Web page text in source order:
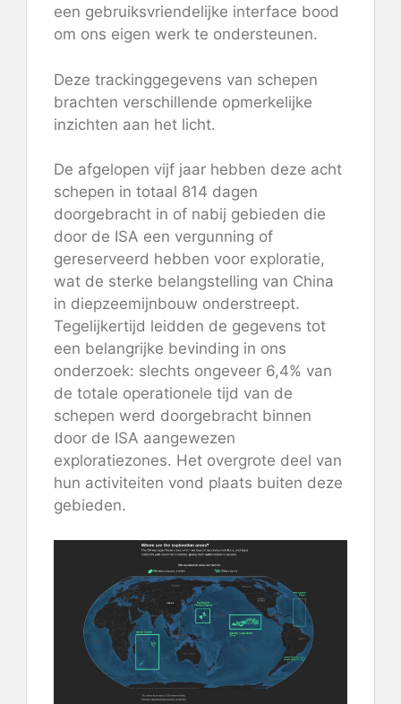
een gebruiksvriendelijke interface bood
om ons eigen werk te ondersteunen.
Deze trackinggegevens van schepen
brachten verschillende opmerkelijke
inzichten aan het licht.
De afgelopen vijf jaar hebben deze acht
schepen in totaal 814 dagen
doorgebracht in of nabij gebieden die
door de ISA een vergunning of
gereserveerd hebben voor exploratie,
wat de sterke belangstelling van China
in diepzeemijnbouw onderstreept.
Tegelijkertijd leidden de gegevens tot
een belangrijke bevinding in ons
onderzoek: slechts ongeveer 6,4% van
de totale operationele tijd van de
schepen werd doorgebracht binnen
door de ISA aangewezen
exploratiezones. Het overgrote deel van
hun activiteiten vond plaats buiten deze
gebieden.